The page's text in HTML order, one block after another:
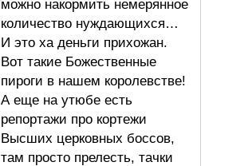
можно накормить немерянное
количество нуждающихся…
И это ха деньги прихожан.
Вот такие Божественные
пироги в нашем королевстве!
А еще на утюбе есть
репортажи про кортежи
Высших церковных боссов,
там просто прелесть, тачки